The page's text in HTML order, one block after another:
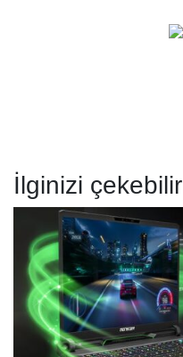
İlginizi çekebilir